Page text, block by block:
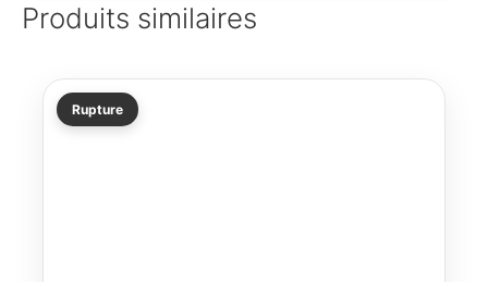
Produits similaires
Rupture